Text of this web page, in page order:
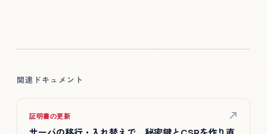
関連ドキュメント
証明書の更新